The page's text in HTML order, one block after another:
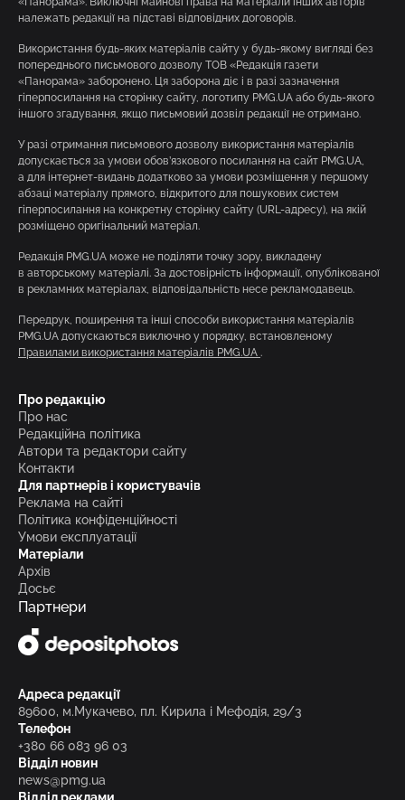
належать редакції на підставі відповідних договорів.
Використання будь-яких матеріалів сайту у будь-якому вигляді без
попереднього письмового дозволу ТОВ «Редакція газети
«Панорама» заборонено. Ця заборона діє і в разі зазначення
гіперпосилання на сторінку сайту, логотипу PMG.UA або будь-якого
іншого згадування, якщо письмовий дозвіл редакції не отримано.
У разі отримання письмового дозволу використання матеріалів
допускається за умови обов’язкового посилання на сайт PMG.UA,
а для інтернет-видань додатково за умови розміщення у першому
абзаці матеріалу прямого, відкритого для пошукових систем
гіперпосилання на конкретну сторінку сайту (URL-адресу), на якій
розміщено оригінальний матеріал.
Редакція PMG.UA може не поділяти точку зору, викладену
в авторському матеріалі. За достовірність інформації, опублікованої
в рекламних матеріалах, відповідальність несе рекламодавець.
Передрук, поширення та інші способи використання матеріалів
PMG.UA допускаються виключно у порядку, встановленому
Правилами використання матеріалів PMG.UA .
Про редакцію
Про нас
Редакційна політика
Автори та редактори сайту
Контакти
Для партнерів і користувачів
Реклама на сайті
Політика конфіденційності
Умови експлуатації
Матеріали
Архів
Досьє
Партнери
Адреса редакції
89600, м.Мукачево, пл. Кирила і Мефодія, 29/3
Телефон
+380 66 083 96 03
Відділ новин
news@pmg.ua